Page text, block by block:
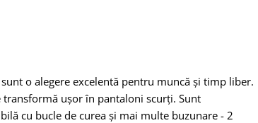
o alegere excelentă pentru muncă și timp liber.
ușor în pantaloni scurți. Sunt
cu bucle de curea și mai multe buzunare - 2